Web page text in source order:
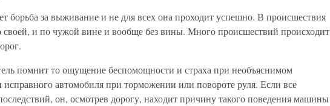
борьба за выживание и не для всех она проходит успешно. В происшествия
и по чужой вине и вообще без вины. Много происшествий происходит
помнит то ощущение беспомощности и страха при необъяснимом
автомобиля при торможении или повороте руля. Если все
он, осмотрев дорогу, находит причину такого поведения машины